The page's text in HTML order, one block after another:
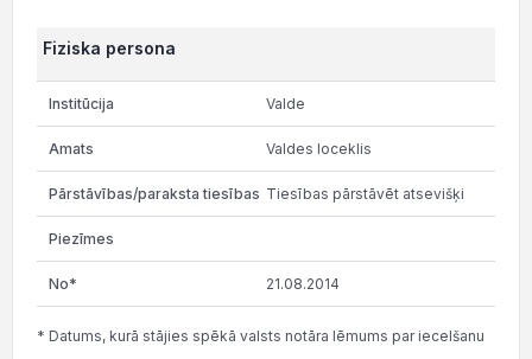
Fiziska persona
Valde
Valdes loceklis
Tiesības pārstāvēt atsevišķi
21.08.2014
* Datums, kurā stājies spēkā valsts notāra lēmums par iecelšanu